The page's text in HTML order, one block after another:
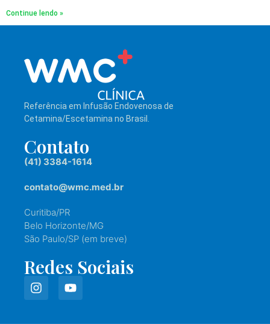
Continue lendo »
Referência em Infusão Endovenosa de
Cetamina/Escetamina no Brasil.
Contato
(41) 3384-1614
contato@wmc.med.br
Curitiba/PR
Belo Horizonte/MG
São Paulo/SP (em breve)
Redes Sociais